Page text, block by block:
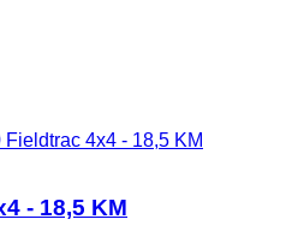
4x4 - 18,5 KM
- 18,5 KM